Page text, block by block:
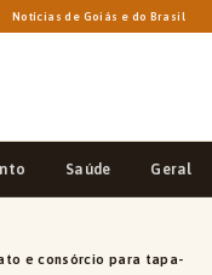
Notícias de Goiás e do Brasil
Saúde Geral
e consórcio para tapa-